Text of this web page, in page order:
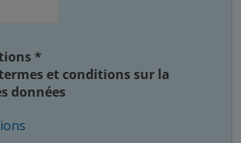
*
et conditions sur la
données